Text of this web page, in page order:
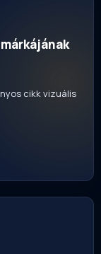
cikk vizuális